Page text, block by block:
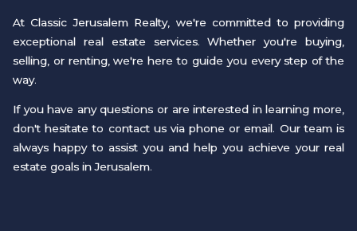
At Classic Jerusalem Realty, we're committed to providing
exceptional real estate services. Whether you're buying,
selling, or renting, we're here to guide you every step of the
way.
If you have any questions or are interested in learning more,
don't hesitate to contact us via phone or email. Our team is
always happy to assist you and help you achieve your real
estate goals in Jerusalem.